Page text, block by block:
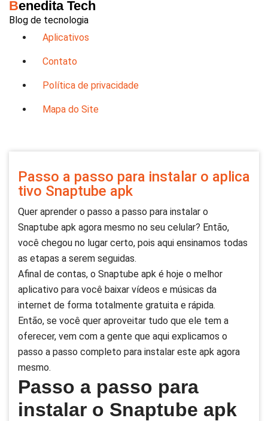
Pular
para
Benedita Tech
Blog de tecnologia
Aplicativos
Contato
Política de privacidade
Mapa do Site
Passo a passo para instalar o aplica
tivo Snaptube apk
Quer aprender o passo a passo para instalar o
Snaptube apk agora mesmo no seu celular? Então,
você chegou no lugar certo, pois aqui ensinamos todas
as etapas a serem seguidas.
Afinal de contas, o Snaptube apk é hoje o melhor
aplicativo para você baixar vídeos e músicas da
internet de forma totalmente gratuita e rápida.
Então, se você quer aproveitar tudo que ele tem a
oferecer, vem com a gente que aqui explicamos o
passo a passo completo para instalar este apk agora
mesmo.
Passo a passo para
instalar o Snaptube apk